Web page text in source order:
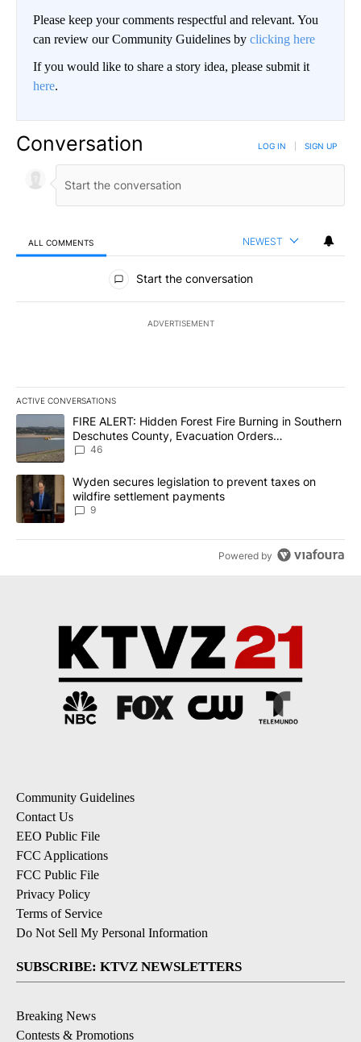
Please keep your comments respectful and relevant. You
can review our Community Guidelines by clicking here
If you would like to share a story idea, please submit it
here.
Conversation LOG IN SIGN UP
ALL COMMENTS NEWEST
All Comments
Start the conversation
ADVERTISEMENT
ACTIVE CONVERSATIONS
The following is a list of the most commented articles in the last
A trending article titled "FIRE ALERT: Hidden Forest Fire
FIRE ALERT: Hidden Forest Fire Burning in Southern
Deschutes County, Evacuation Orders
Implemented
46
A trending article titled "Wyden secures legislation to prevent
Wyden secures legislation to prevent taxes on
wildfire settlement payments
9
Powered by
Community Guidelines
Contact Us
EEO Public File
FCC Applications
FCC Public File
Privacy Policy
Terms of Service
Do Not Sell My Personal Information
SUBSCRIBE: KTVZ NEWSLETTERS
Breaking News
Contests & Promotions